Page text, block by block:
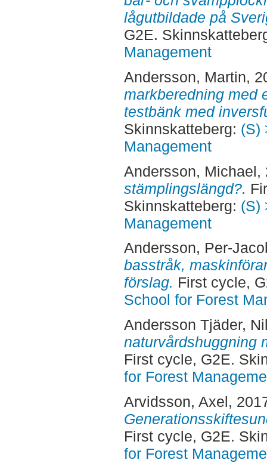
lågutbildade på
G2E.
Management
Andersson, Martin,
markberedning med
testbänk med
Skinnskatteberg: (S)
Management
Andersson, Michael,
stämplingslängd?.
Skinnskatteberg: (S)
Management
Andersson, Per-
basstråk,
förslag. First cycle,
School for Forest
Andersson Tjäder,
naturvårdshuggning
First cycle, G2E.
for Forest
Arvidsson, Axel,
First cycle, G2E.
for Forest